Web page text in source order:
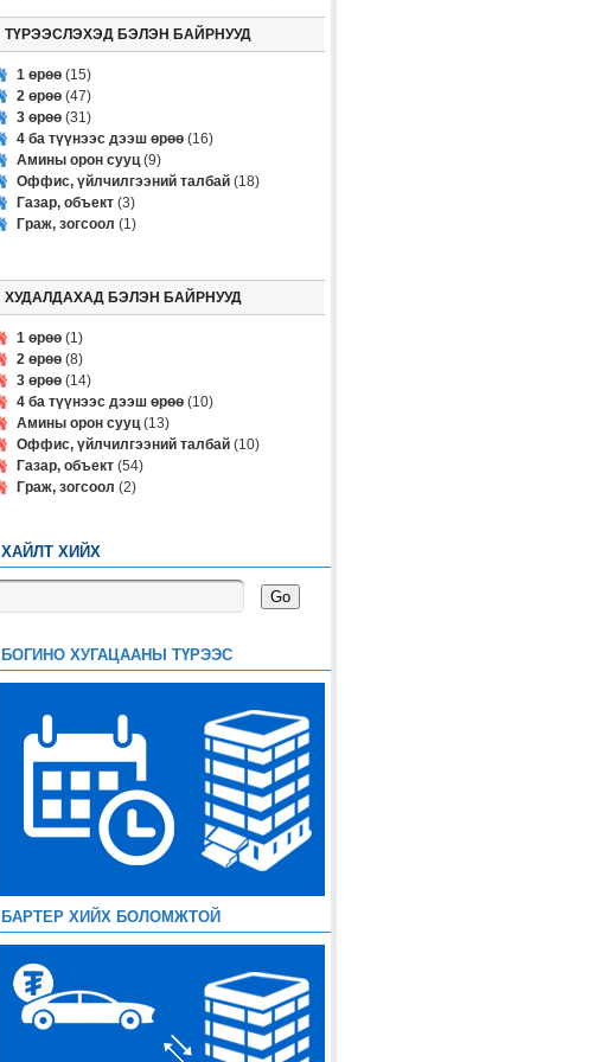
ТҮРЭЭСЛЭХЭД БЭЛЭН БАЙРНУУД
1 өрөө(15)
2 өрөө(47)
3 өрөө(31)
4 ба түүнээс дээш өрөө(16)
Амины орон сууц(9)
Оффис, үйлчилгээний талбай(18)
Газар, объект(3)
Граж, зогсоол (1)
ХУДАЛДАХАД БЭЛЭН БАЙРНУУД
1 өрөө(1)
2 өрөө(8)
3 өрөө(14)
4 ба түүнээс дээш өрөө(10)
Амины орон сууц(13)
Оффис, үйлчилгээний талбай(10)
Газар, объект(54)
Граж, зогсоол (2)
ХАЙЛТ ХИЙХ
БОГИНО ХУГАЦААНЫ ТҮРЭЭС
БАРТЕР ХИЙХ БОЛОМЖТОЙ